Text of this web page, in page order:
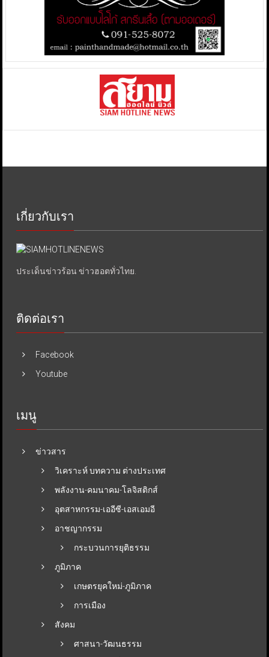
เกี่ยวกับเรา
ประเด็นข่าวร้อน ข่าวฮอตทั่วไทย.
ติดต่อเรา
Facebook
Youtube
เมนู
ข่าวสาร
วิเคราะห์ บทความ ต่างประเทศ
พลังงาน-คมนาคม-โลจิสติกส์
อุตสาหกรรม-เออีซี-เอสเอมอี
อาชญากรรม
กระบวนการยุติธรรม
ภูมิภาค
เกษตรยุคใหม่-ภูมิภาค
การเมือง
สังคม
ศาสนา-วัฒนธรรม